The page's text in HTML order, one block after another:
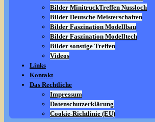
Bilder MinitruckTreffen Nussloch
Bilder Deutsche Meisterschaften
Bilder Faszination Modellbau
Bilder Faszination Modelltech
Bilder sonstige Treffen
Videos
Links
Kontakt
Das Rechtliche
Impressum
Datenschutzerklärung
Cookie-Richtlinie (EU)